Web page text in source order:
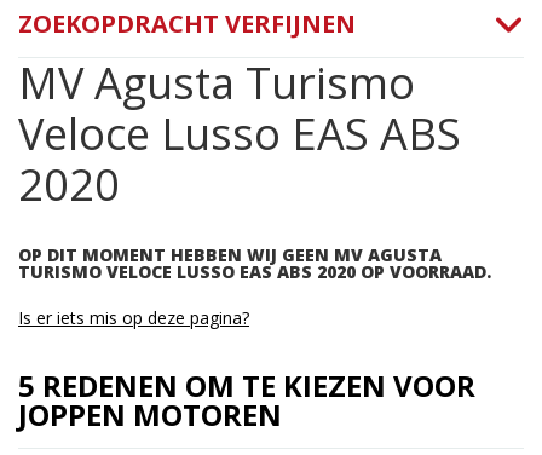
MV Agusta Turismo
Veloce Lusso EAS ABS
2020
OP DIT MOMENT HEBBEN WIJ GEEN MV AGUSTA
TURISMO VELOCE LUSSO EAS ABS 2020 OP VOORRAAD.
ZOEKOPDRACHT VERFIJNEN
Is er iets mis op deze pagina?
5 REDENEN OM TE KIEZEN VOOR
JOPPEN MOTOREN